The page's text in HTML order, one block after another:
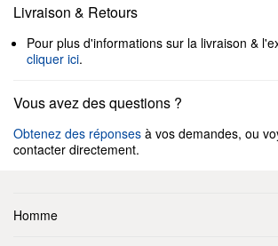
Livraison & Retours
Pour plus d'informations sur la livraison &
cliquer ici.
Vous avez des questions ?
Obtenez des réponses à vos demandes, ou
contacter directement.
Homme